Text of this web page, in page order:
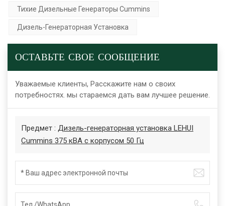
Тихие Дизельные Генераторы Cummins
Дизель-Генераторная Установка
ОСТАВЬТЕ СВОЕ СООБЩЕНИЕ
Уважаемые клиенты, Расскажите нам о своих
потребностях. мы стараемся дать вам лучшее решение.
Предмет : Дизель-генераторная установка LEHUI
Cummins 375 кВА с корпусом 50 Гц